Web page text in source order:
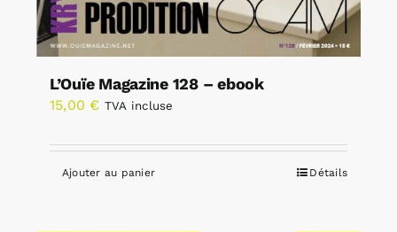
L’Ouïe Magazine 128 – ebook
15,00 € TVA incluse
Ajouter au panier Détails